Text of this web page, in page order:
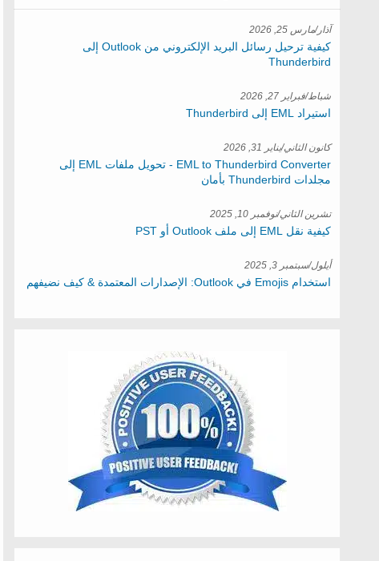
آذار/مارس 25, 2026
كيفية ترحيل رسائل البريد الإلكتروني من Outlook إلى
Thunderbird
شباط/فبراير 27, 2026
استيراد EML إلى Thunderbird
كانون الثاني/يناير 31, 2026
EML to Thunderbird Converter - تحويل ملفات EML إلى
مجلدات Thunderbird بأمان
تشرين الثاني/نوفمبر 10, 2025
كيفية نقل EML إلى ملف Outlook أو PST
أيلول/سبتمبر 3, 2025
استخدام Emojis في Outlook: الإصدارات المعتمدة & كيف نضيفهم